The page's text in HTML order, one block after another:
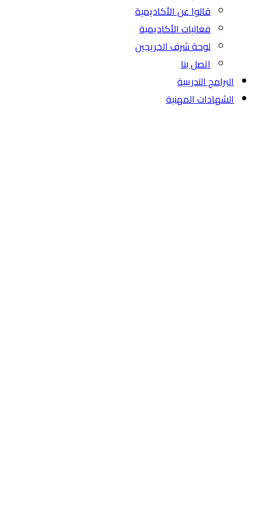
قالوا عن الأكاديمية
فعاليات الأكاديمية
لوحة شرف الخريجين
اتصل بنا
البرامج التدريبية
الشهادات المهنية